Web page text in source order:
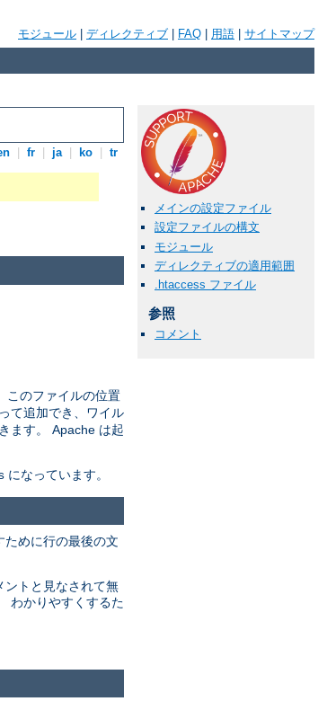
モジュール ディレクティブ FAQ 用語 サイトマップ
fr ja ko tr
メインの設定ファイル
設定ファイルの構文
モジュール
ディレクティブの適用範囲
.htaccess ファイル
参照
コメント
このファイルの位置
て追加でき、ワイル
ます。 Apache は起
になっています。
めに行の最後の文
ントと見なされて無
わかりやすくするた